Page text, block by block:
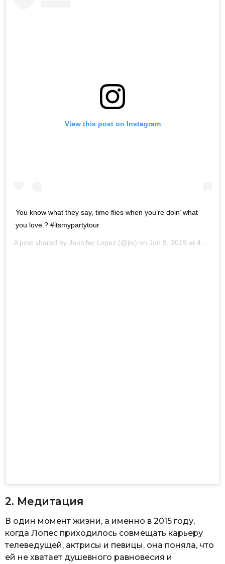
View this post on Instagram
You know what they say, time flies when you’re doin’ what
you love.? #itsmypartytour
A post shared by Jennifer Lopez (@jlo) on Jun 9, 2019 at 4:11pm PDT
2. Медитация
В один момент жизни, а именно в 2015 году,
когда Лопес приходилось совмещать карьеру
телеведущей, актрисы и певицы, она поняла, что
ей не хватает душевного равновесия и